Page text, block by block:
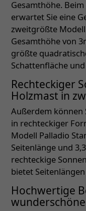
Gesamthöhe.
erwartet Sie eine
zweitgrößte
Gesamthöhe von
größte
Schattenfläche
Rechteckiger
Holzmast in
Außerdem können
in rechteckiger
Modell Palladio
Seitenlänge und
rechteckige
bietet
Hochwertige